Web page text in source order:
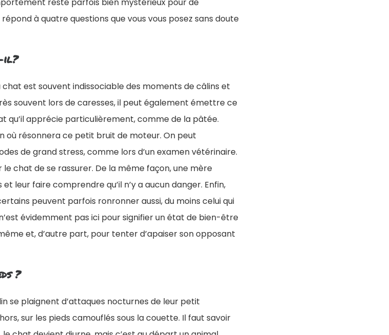
à quatre questions que vous vous posez sans doute
il?
est souvent indissociable des moments de câlins et
souvent lors de caresses, il peut également émettre ce
qu’il apprécie particulièrement, comme de la pâtée.
où résonnera ce petit bruit de moteur. On peut
de grand stress, comme lors d’un examen vétérinaire.
chat de se rassurer. De la même façon, une mère
leur faire comprendre qu’il n’y a aucun danger. Enfin,
peuvent parfois ronronner aussi, du moins celui qui
évidemment pas ici pour signifier un état de bien-être
et, d’autre part, pour tenter d’apaiser son opposant
?
se plaignent d’attaques nocturnes de leur petit
sur les pieds camouflés sous la couette. Il faut savoir